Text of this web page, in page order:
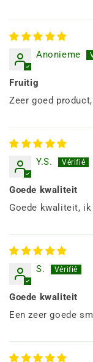
Anonieme
Fruitig
Zeer goed
Y.S.
Goede kwaliteit
Goede kwaliteit,
S.
Goede kwaliteit
Een zeer goede